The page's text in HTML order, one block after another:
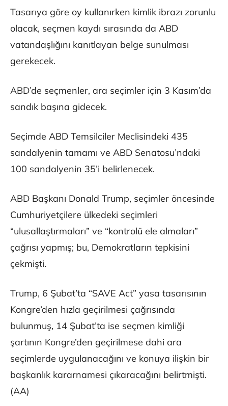
Tasarıya göre oy kullanırken kimlik ibrazı zorunlu
olacak, seçmen kaydı sırasında da ABD
vatandaşlığını kanıtlayan belge sunulması
gerekecek.
ABD’de seçmenler, ara seçimler için 3 Kasım’da
sandık başına gidecek.
Seçimde ABD Temsilciler Meclisindeki 435
sandalyenin tamamı ve ABD Senatosu’ndaki
100 sandalyenin 35’i belirlenecek.
ABD Başkanı Donald Trump, seçimler öncesinde
Cumhuriyetçilere ülkedeki seçimleri
“ulusallaştırmaları” ve “kontrolü ele almaları”
çağrısı yapmış; bu, Demokratların tepkisini
çekmişti.
Trump, 6 Şubat’ta “SAVE Act” yasa tasarısının
Kongre’den hızla geçirilmesi çağrısında
bulunmuş, 14 Şubat’ta ise seçmen kimliği
şartının Kongre’den geçirilmese dahi ara
seçimlerde uygulanacağını ve konuya ilişkin bir
başkanlık kararnamesi çıkaracağını belirtmişti.
(AA)